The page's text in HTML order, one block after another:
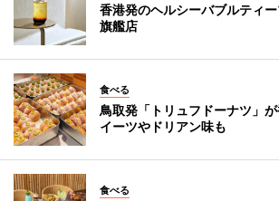
香港発のヘルシーバブルティ
旗艦店
食べる
鳥取発「トリュフドーナツ」
イーツやドリアン味も
食べる